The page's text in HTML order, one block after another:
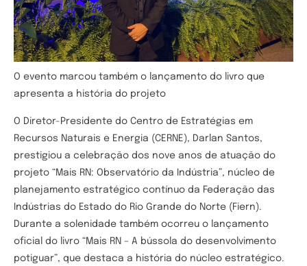
O evento marcou também o lançamento do livro que
apresenta a história do projeto
O Diretor-Presidente do Centro de Estratégias em
Recursos Naturais e Energia (CERNE), Darlan Santos,
prestigiou a celebração dos nove anos de atuação do
projeto “Mais RN: Observatório da Indústria”, núcleo de
planejamento estratégico contínuo da Federação das
Indústrias do Estado do Rio Grande do Norte (Fiern).
Durante a solenidade também ocorreu o lançamento
oficial do livro “Mais RN – A bússola do desenvolvimento
potiguar”, que destaca a história do núcleo estratégico.